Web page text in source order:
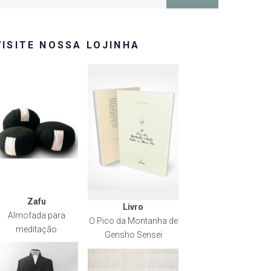
NOSSA LOJINHA
Zafu
Almofada para
meditação
Livro
O Pico da Montanha de
Gensho Sensei